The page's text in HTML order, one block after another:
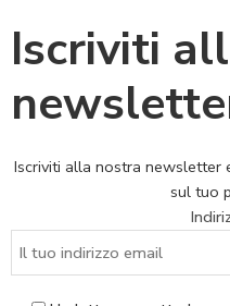
Iscriviti
Iscriviti alla nostra newsletter
sul tuo